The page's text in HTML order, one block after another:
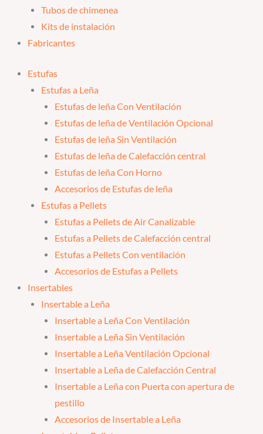
Tubos de chimenea
Kits de instalación
Fabricantes
Estufas
Estufas a Leña
Estufas de leña Con Ventilación
Estufas de leña de Ventilación Opcional
Estufas de leña Sin Ventilación
Estufas de leña de Calefacción central
Estufas de leña Con Horno
Accesorios de Estufas de leña
Estufas a Pellets
Estufas a Pellets de Air Canalizable
Estufas a Pellets de Calefacción central
Estufas a Pellets Con ventilación
Accesorios de Estufas a Pellets
Insertables
Insertable a Leña
Insertable a Leña Con Ventilación
Insertable a Leña Sin Ventilación
Insertable a Leña Ventilación Opcional
Insertable a Leña de Calefacción Central
Insertable a Leña con Puerta con apertura de
pestillo
Accesorios de Insertable a Leña